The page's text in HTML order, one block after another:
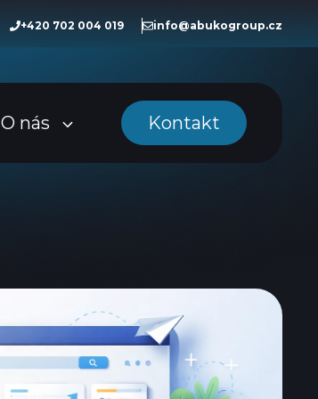
+420 702 004 019 info@abukogroup.cz
O nás Kontakt